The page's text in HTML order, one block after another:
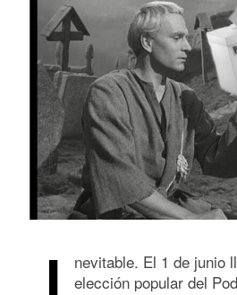
nevitable. El 1 de junio
elección popular del